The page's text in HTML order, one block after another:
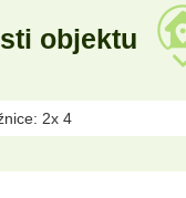
objektu
2x 4